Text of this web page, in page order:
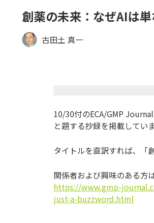
創薬の未来：なぜAIは
古田土 真一
10/30付のECA/GMP
と題する抄録を掲載していま
タイトルを直訳すれば、「
関係者および興味のある方
https://www.gmp-
just-a-buzzword.html